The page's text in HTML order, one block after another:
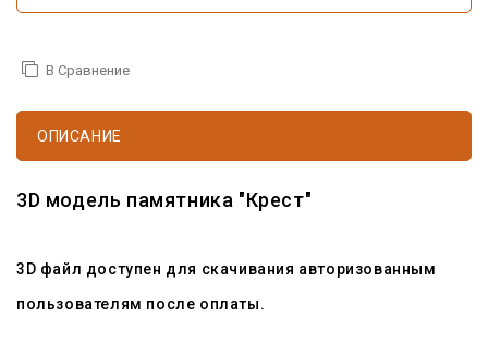
В Сравнение
ОПИСАНИЕ
3D модель памятника "Крест"
3D файл доступен для скачивания авторизованным
пользователям после оплаты.